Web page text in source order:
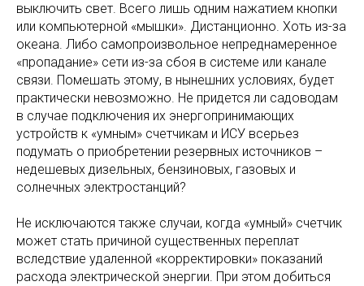
выключить свет. Всего лишь одним нажатием кнопки
или компьютерной «мышки». Дистанционно. Хоть из-за
океана. Либо самопроизвольное непреднамеренное
«пропадание» сети из-за сбоя в системе или канале
связи. Помешать этому, в нынешних условиях, будет
практически невозможно. Не придется ли садоводам
в случае подключения их энергопринимающих
устройств к «умным» счетчикам и ИСУ всерьез
подумать о приобретении резервных источников –
недешевых дизельных, бензиновых, газовых и
солнечных электростанций?
Не исключаются также случаи, когда «умный» счетчик
может стать причиной существенных переплат
вследствие удаленной «корректировки» показаний
расхода электрической энергии. При этом добиться